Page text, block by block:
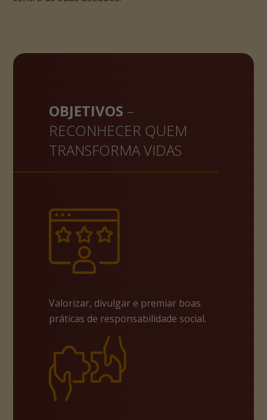
OBJETIVOS –
RECONHECER QUEM
TRANSFORMA VIDAS
Valorizar, divulgar e premiar boas
práticas de responsabilidade social.